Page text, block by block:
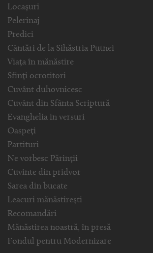
Locașuri
Pelerinaj
Predici
Cântări de la Sihăstria Putnei
Viața în mănăstire
Sfinți ocrotitori
Cuvânt duhovnicesc
Cuvânt din Sfânta Scriptură
Evanghelia in versuri
Oaspeți
Partituri
Ne vorbesc Părinții
Cuvinte din pridvor
Sarea din bucate
Leacuri mănăstirești
Recomandări
Mănăstirea noastră, în presă
Fondul pentru Modernizare